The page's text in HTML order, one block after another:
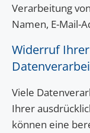
Verarbeitung
Namen, E-Mail-
Widerruf
Viele
Ihrer
können eine